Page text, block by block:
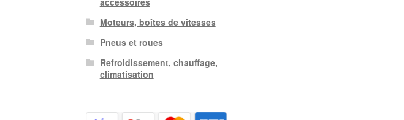
Moteurs, boîtes de vitesses
Pneus et roues
Refroidissement, chauffage,
climatisation